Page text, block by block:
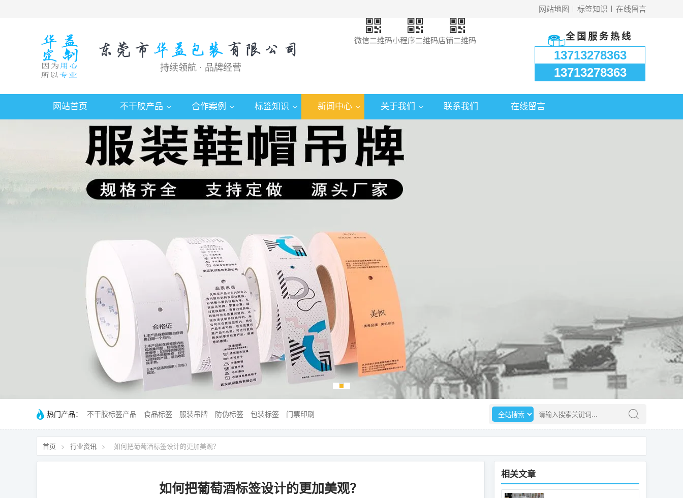
在线留言
标签知识
网站地图
持续领航 · 品牌经营
微信二维码小程序二维码店铺二维码 全国服务热线
13713278363
13713278363
网站首页 不干胶产品 合作案例 标签知识 新闻中心 关于我们 联系我们 在线留言
选择搜索范围 请输入搜索关键词
热门产品： 不干胶标签产品 食品标签 服装吊牌 防伪标签 包装标签 门票印刷
首页 > 行业资讯 > 如何把葡萄酒标签设计的更加美观？
如何把葡萄酒标签设计的更加美观？
相关文章